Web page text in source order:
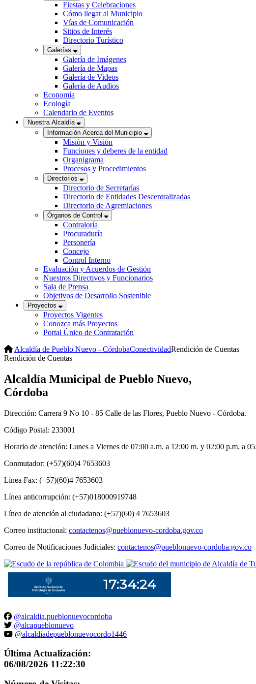
Fiestas y Celebraciones
Cómo llegar al Municipio
Vías de Comunicación
Sitios de Interés
Directorio Turístico
Galerías
Galería de Imágenes
Galería de Mapas
Galería de Videos
Galería de Audios
Economía
Ecología
Calendario de Eventos
Nuestra Alcaldía
Información Acerca del Municipio
Misión y Visión
Funciones y deberes de la entidad
Organigrama
Procesos y Procedimientos
Directorios
Directorio de Secretarías
Directorio de Entidades Descentralizadas
Directorio de Agremiaciones
Órganos de Control
Contraloría
Procuraduría
Personería
Concejo
Control Interno
Evaluación y Acuerdos de Gestión
Nuestros Directivos y Funcionarios
Sala de Prensa
Objetivos de Desarrollo Sostenible
Proyectos
Proyectos Vigentes
Conozca más Proyectos
Portal Único de Contratación
Alcaldía de Pueblo Nuevo - CórdobaConectividadRendición de Cuentas
Rendición de Cuentas
Alcaldía Municipal de Pueblo Nuevo,
Córdoba
Dirección: Carrera 9 No 10 - 85 Calle de las Flores, Pueblo Nuevo - Córdoba.
Código Postal: 233001
Horario de atención: Lunes a Viernes de 07:00 a.m. a 12:00 m. y 02:00 p.m. a
Conmutador: (+57)(60)4 7653603
Línea Fax: (+57)(60)4 7653603
Línea anticorrupción: (+57)018000919748
Línea de atención al ciudadano: (+57)(60) 4 7653603
Correo institucional: contactenos@pueblonuevo-cordoba.gov.co
Correo de Notificaciones Judiciales: contactenos@pueblonuevo-cordoba.gov.co
@alcaldia.pueblonuevocordoba
@alcapueblonuevo
@alcaldiadepueblonuevocordo1446
Última Actualización:
06/08/2026 11:22:30